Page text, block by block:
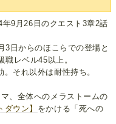
9月26日のクエスト3章2話
3日からのほこらでの登場と
レベル45以上。
それ以外は耐性持ち。
、全体へのメラストームの
ダウン】 をかける「死への